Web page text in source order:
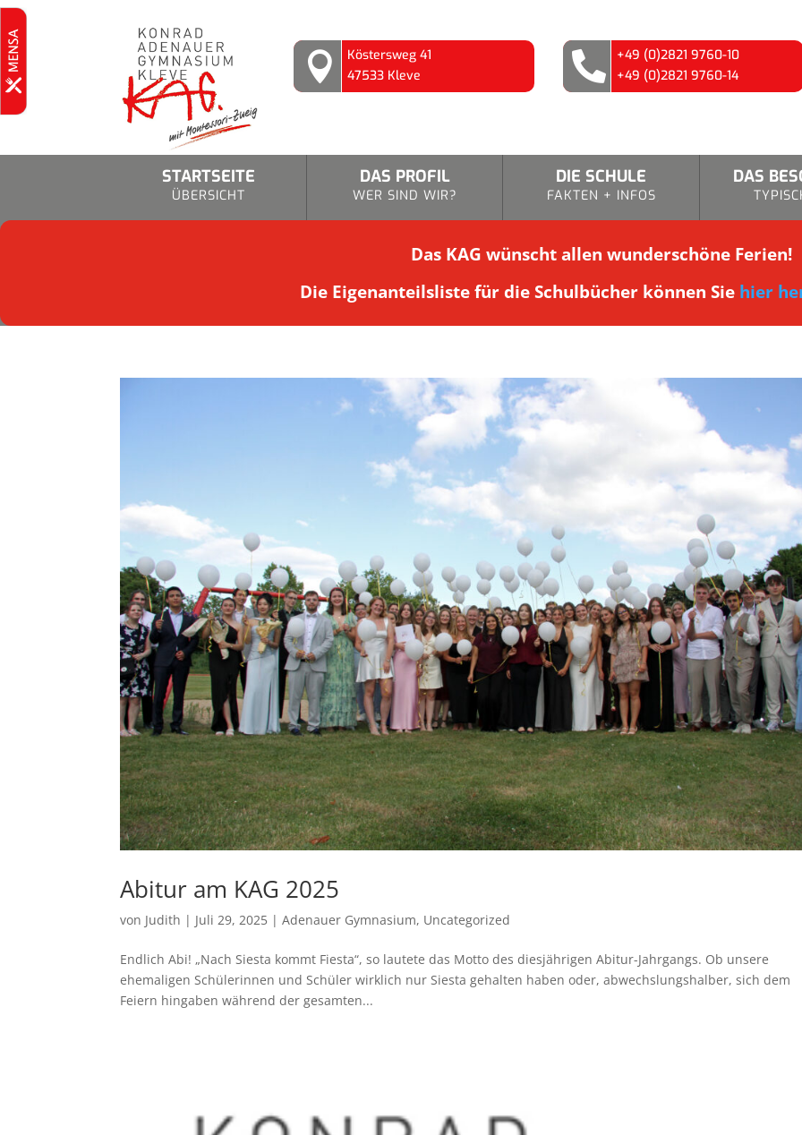

Köstersweg 41
47533 Kleve

+49 (0)2821 9760-10
+49 (0)2821 9760-14
STARTSEITE
ÜBERSICHT
DAS PROFIL
WER SIND WIR?
DIE SCHULE
FAKTEN + INFOS
DAS
Das KAG wünscht allen wunderschöne Ferien!
Die Eigenanteilsliste für die Schulbücher können Sie hier
Abitur am KAG 2025
von Judith | Juli 29, 2025 |Adenauer Gymnasium, Uncategorized
Endlich Abi! „Nach Siesta kommt Fiesta“, so lautete das Motto des diesjährigen Abitur-Jahrgangs. Ob unsere
ehemaligen Schülerinnen und Schüler wirklich nur Siesta gehalten haben oder, abwechslungshalber, sich dem
Feiern hingaben während der gesamten...